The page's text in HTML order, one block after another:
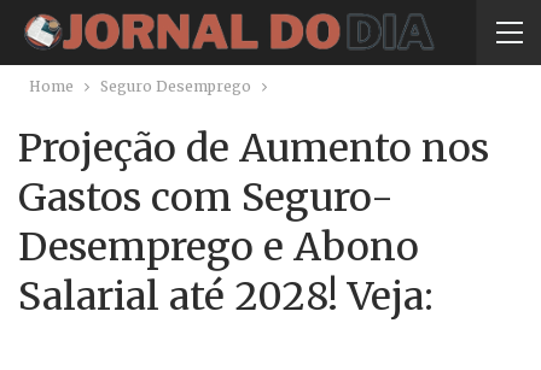
Home Seguro Desemprego
Projeção de Aumento nos
Gastos com Seguro-
Desemprego e Abono
Salarial até 2028! Veja: